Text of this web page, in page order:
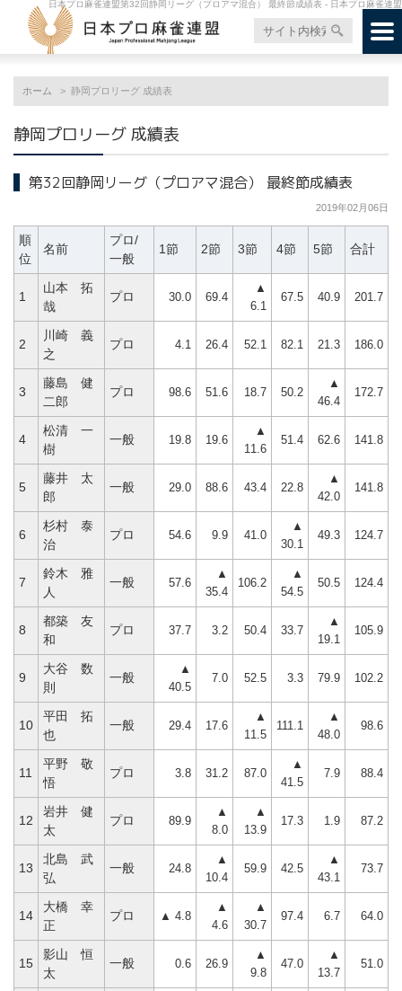
日本プロ麻雀連盟第32回静岡リーグ（プロアマ混合） 最終節成績表 - 日本プロ麻雀連盟
ホーム 静岡プロリーグ 成績表
静岡プロリーグ 成績表
第32回静岡リーグ（プロアマ混合） 最終節成績表
2019年02月06日
順
位
名前
プロ/
一般
1節 2節 3節 4節 5節 合計
1
山本 拓
哉
プロ 30.0 69.4
▲
6.1
67.5 40.9 201.7
2
川崎 義
之
プロ 4.1 26.4 52.1 82.1 21.3 186.0
3
藤島 健
二郎
プロ 98.6 51.6 18.7 50.2
▲
46.4
172.7
4
松清 一
樹
一般 19.8 19.6
▲
11.6
51.4 62.6 141.8
5
藤井 太
郎
一般 29.0 88.6 43.4 22.8
▲
42.0
141.8
6
杉村 泰
治
プロ 54.6 9.9 41.0
▲
30.1
49.3 124.7
7
鈴木 雅
人
一般 57.6
▲
35.4
106.2
▲
54.5
50.5 124.4
8
都築 友
和
プロ 37.7 3.2 50.4 33.7
▲
19.1
105.9
9
大谷 数
則
一般
▲
40.5
7.0 52.5 3.3 79.9 102.2
10
平田 拓
也
一般 29.4 17.6
▲
11.5
111.1
▲
48.0
98.6
11
平野 敬
悟
プロ 3.8 31.2 87.0
▲
41.5
7.9 88.4
12
岩井 健
太
プロ 89.9
▲
8.0
▲
13.9
17.3 1.9 87.2
13
北島 武
弘
一般 24.8
▲
10.4
59.9 42.5
▲
43.1
73.7
14
大橋 幸
正
プロ ▲ 4.8
▲
4.6
▲
30.7
97.4 6.7 64.0
15
影山 恒
太
一般 0.6 26.9
▲
9.8
47.0
▲
13.7
51.0